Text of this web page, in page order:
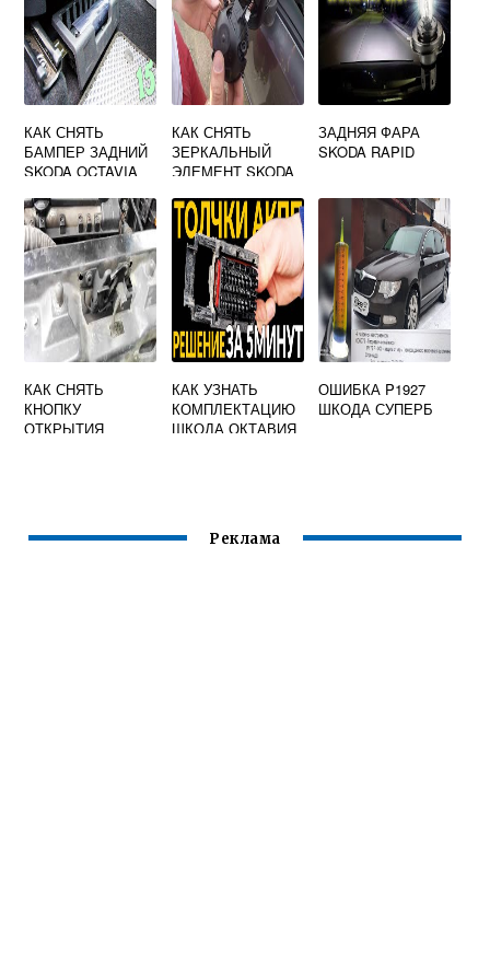
КАК СНЯТЬ
БАМПЕР ЗАДНИЙ
SKODA OCTAVIA
КАК СНЯТЬ
ЗЕРКАЛЬНЫЙ
ЭЛЕМЕНТ SKODA
ЗАДНЯЯ ФАРА
SKODA RAPID
КАК СНЯТЬ
КНОПКУ
ОТКРЫТИЯ
КАК УЗНАТЬ
КОМПЛЕКТАЦИЮ
ШКОДА ОКТАВИЯ
ОШИБКА P1927
ШКОДА СУПЕРБ
Реклама